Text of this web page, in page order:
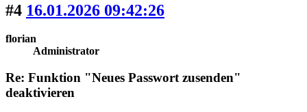
#4 16.01.2026 09:42:26
florian
Administrator
Re: Funktion "Neues Passwort zusenden"
deaktivieren